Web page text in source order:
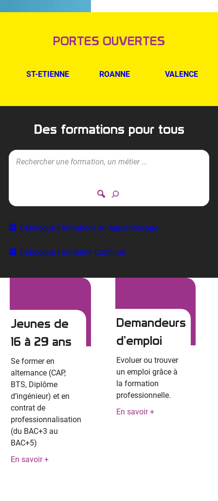
PORTES OUVERTES
ST-ETIENNE ROANNE VALENCE
Des formations pour tous
R
e
c
e
Catalogue Formations en Apprentissage
Catalogue Formation Continue
Jeunes de
16 à 29 ans
Se former en
alternance (CAP,
BTS, Diplôme
d’ingénieur) et en
contrat de
professionnalisation
(du BAC+3 au
BAC+5)
En savoir +
Demandeurs
d’emploi
Evoluer ou trouver
un emploi grâce à
la formation
professionnelle.
En savoir +